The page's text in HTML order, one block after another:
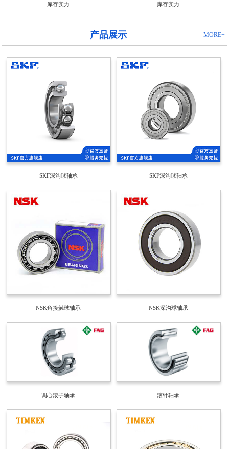
库存实力 库存实力
MORE+
产品展示
SKF深沟球轴承 SKF深沟球轴承
NSK角接触球轴承 NSK深沟球轴承
调心滚子轴承 滚针轴承